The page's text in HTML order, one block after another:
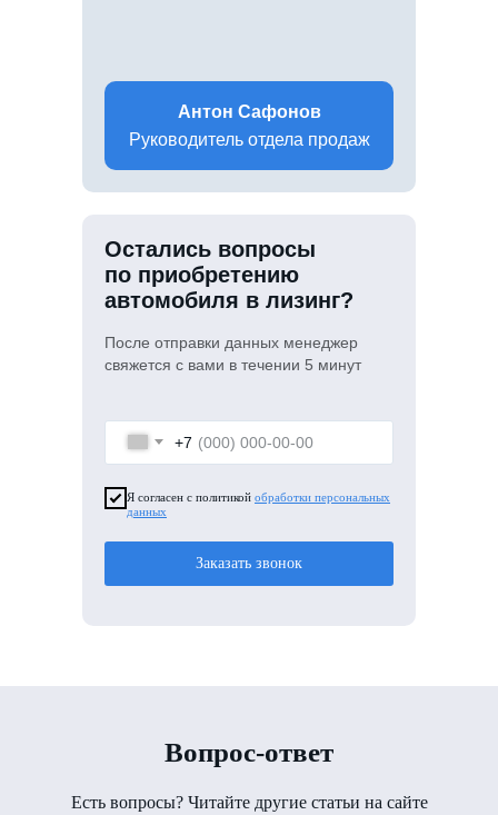
+7
Я согласен с политикой обработки персональных
данных
Заказать звонок
Остались вопросы
по приобретению
автомобиля в лизинг?
После отправки данных менеджер
свяжется с вами в течении 5 минут
Антон Сафонов
Руководитель отдела продаж
Вопрос-ответ
Есть вопросы? Читайте другие статьи на сайте